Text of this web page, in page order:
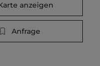
anzeigen
Anfrage